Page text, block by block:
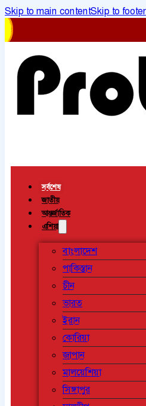
Skip to main contentSkip to footer
সর্বশেষ
জাতীয়
আন্তর্জাতিক
এশিয়া
বাংলাদেশ
পাকিস্তান
চীন
ভারত
ইরান
কোরিয়া
জাপান
মালয়েশিয়া
সিঙ্গাপুর